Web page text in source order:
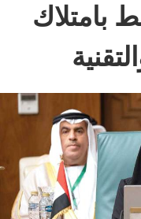
بامتلاك